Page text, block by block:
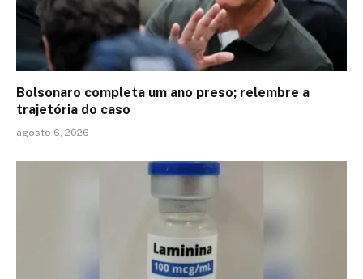
Bolsonaro completa um ano preso; relembre a
trajetória do caso
agosto 6, 2026